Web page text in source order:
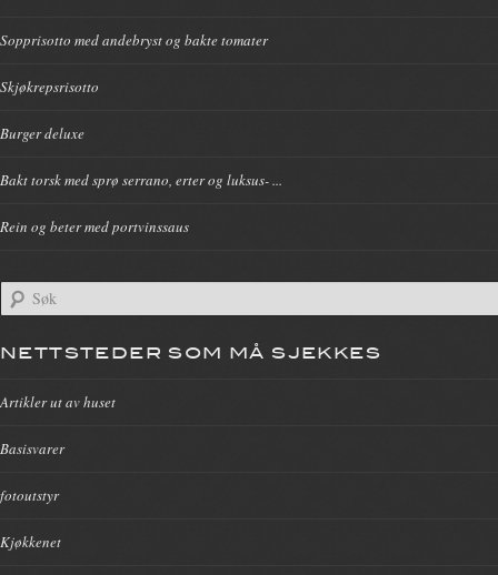
Sopprisotto med andebryst og bakte tomater
Skjøkrepsrisotto
Burger deluxe
Bakt torsk med sprø serrano, erter og luksus- ...
Rein og beter med portvinssaus
NETTSTEDER SOM MÅ SJEKKES
Artikler ut av huset
Basisvarer
fotoutstyr
Kjøkkenet